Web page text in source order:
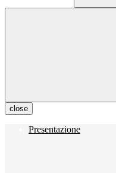
close
Presentazione